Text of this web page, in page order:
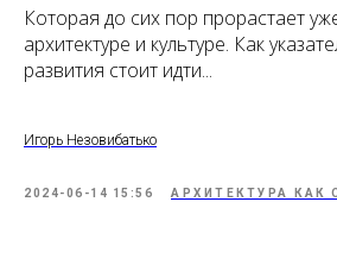
Которая до сих пор прорастает
архитектуре и культуре. Как
развития стоит идти...
Игорь Незовибатько
2024-06-14 15:56 АРХИТЕКТУРА КАК